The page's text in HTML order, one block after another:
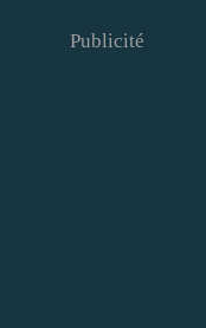
Publicité